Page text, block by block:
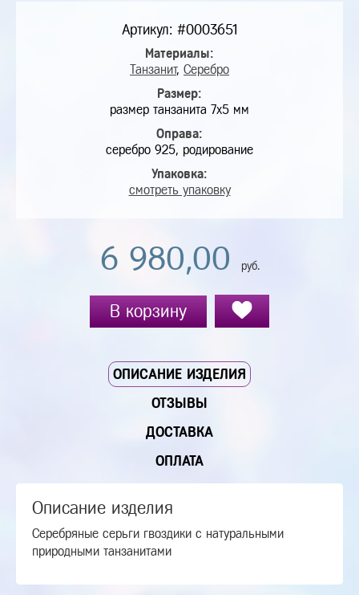
Артикул: #0003651
Материалы:
Танзанит, Серебро
Размер:
размер танзанита 7х5 мм
Оправа:
серебро 925, родирование
Упаковка:
смотреть упаковку
6 980,00 руб.
В корзину
ОПИСАНИЕ ИЗДЕЛИЯ
ОТЗЫВЫ
ДОСТАВКА
ОПЛАТА
Описание изделия
Серебряные серьги гвоздики с натуральными
природными танзанитами